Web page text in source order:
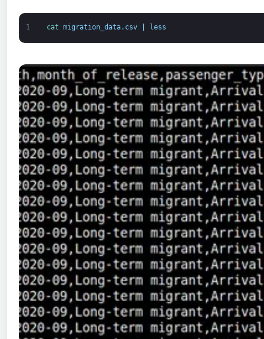
1 cat migration_data. csv less